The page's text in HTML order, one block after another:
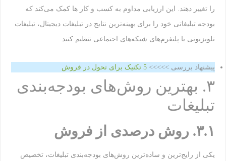
را تغییر دهند. این ارزیابی مداوم به کسب و کار ها کمک می‌کند که
بودجه تبلیغاتی خود را برای بهینه‌ترین نتایج در تبلیغات دیجیتال، تبلیغات
تلویزیونی یا پلتفرم‌های شبکه‌های اجتماعی تنظیم کنند.
پیشنهاد بررسی >>>>> 5 تکنیک برای تحول در فروش
۳. بهترین روش‌های بودجه‌بندی
تبلیغات
۳.۱. روش درصدی از فروش
یکی از رایج‌ترین و ساده‌ترین روش‌های بودجه‌بندی تبلیغات، تخصیص